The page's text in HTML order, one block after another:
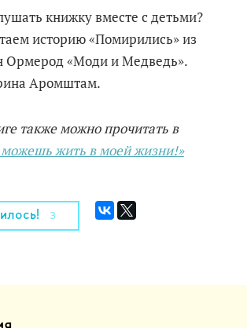
книжку вместе с детьми?
историю «Помирились» из
Ормерод «Моди и Медведь».
Аромштам.
также можно прочитать в
жить в моей жизни!»
3